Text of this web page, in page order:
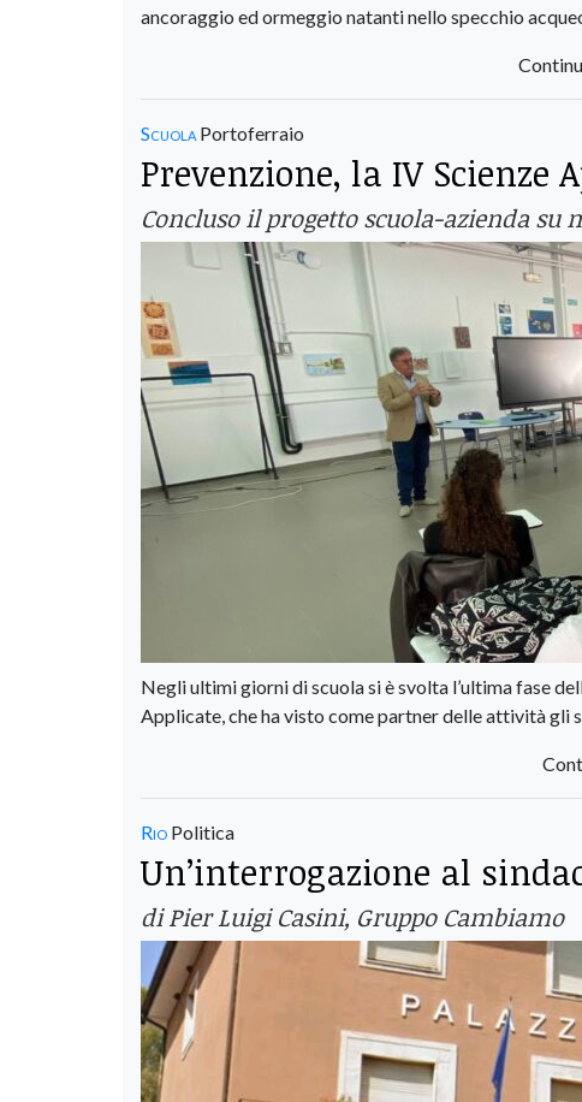
ancoraggio ed ormeggio natanti nello specchio
Scuola Portoferraio
Prevenzione, la IV
Concluso il progetto scuola-azienda su
Negli ultimi giorni di scuola si è svolta l’ultima fase
Applicate, che ha visto come partner delle attività
Rio Politica
Un’interrogazione al
di Pier Luigi Casini, Gruppo Cambiamo